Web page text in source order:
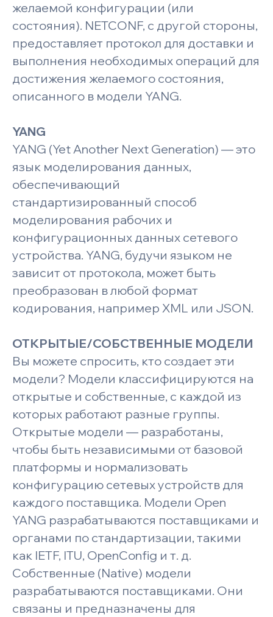
желаемой конфигурации (или
состояния). NETCONF, с другой стороны,
предоставляет протокол для доставки и
выполнения необходимых операций для
достижения желаемого состояния,
описанного в модели YANG.
YANG
YANG (Yet Another Next Generation) — это
язык моделирования данных,
обеспечивающий
стандартизированный способ
моделирования рабочих и
конфигурационных данных сетевого
устройства. YANG, будучи языком не
зависит от протокола, может быть
преобразован в любой формат
кодирования, например XML или JSON.
ОТКРЫТЫЕ/СОБСТВЕННЫЕ МОДЕЛИ
Вы можете спросить, кто создает эти
модели? Модели классифицируются на
открытые и собственные, с каждой из
которых работают разные группы.
Открытые модели — разработаны,
чтобы быть независимыми от базовой
платформы и нормализовать
конфигурацию сетевых устройств для
каждого поставщика. Модели Open
YANG разрабатываются поставщиками и
органами по стандартизации, такими
как IETF, ITU, OpenConfig и т. д.
Собственные (Native) модели
разрабатываются поставщиками. Они
связаны и предназначены для